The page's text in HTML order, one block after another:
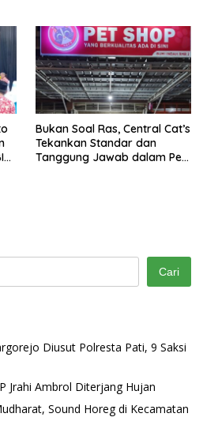
Bukan Soal Ras, Central Cat’s
Tekankan Standar dan
Tanggung Jawab dalam Pet
Cari
Diusut Polresta Pati, 9 Saksi
Jrahi Ambrol Diterjang Hujan
Sound Horeg di Kecamatan